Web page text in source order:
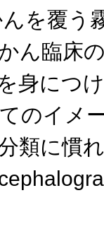
を覆う
ん臨床
身につ
のイメ
類に慣